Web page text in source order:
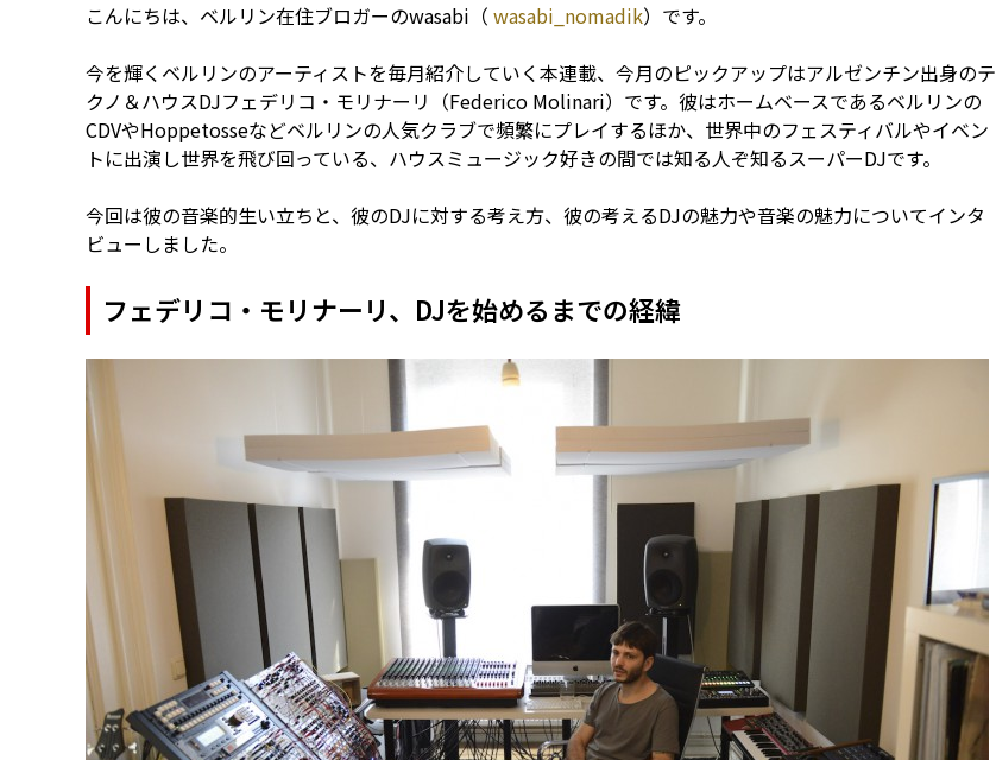
こんにちは、ベルリン在住ブロガーのwasabi（ wasabi_nomadik）です。
今を輝くベルリンのアーティストを毎月紹介していく本連載、今月のピックアップはアルゼンチン出身のテ
クノ＆ハウスDJフェデリコ・モリナーリ（Federico Molinari）です。彼はホームベースであるベルリンの
CDVやHoppetosseなどベルリンの人気クラブで頻繁にプレイするほか、世界中のフェスティバルやイベン
トに出演し世界を飛び回っている、ハウスミュージック好きの間では知る人ぞ知るスーパーDJです。
今回は彼の音楽的生い立ちと、彼のDJに対する考え方、彼の考えるDJの魅力や音楽の魅力についてインタ
ビューしました。
フェデリコ・モリナーリ、DJを始めるまでの経緯